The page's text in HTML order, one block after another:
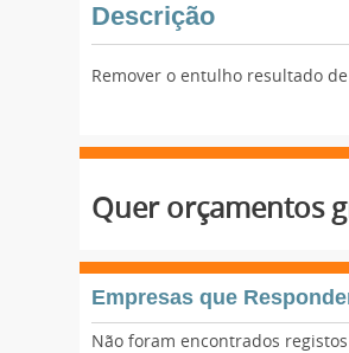
Descrição
Remover o entulho resultado
Quer orçamentos
Empresas que
Não foram encontrados registos